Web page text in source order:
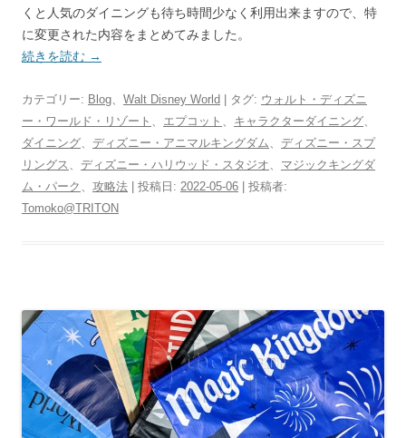
くと人気のダイニングも待ち時間少なく利用出来ますので、特
に変更された内容をまとめてみました。
続きを読む →
カテゴリー: Blog、 Walt Disney World | タグ: ウォルト・ディズニ
ー・ワールド・リゾート 、 エプコット 、 キャラクターダイニング、
ダイニング、 ディズニー・アニマルキングダム、 ディズニー・スプ
リングス 、 ディズニー・ハリウッド・スタジオ、 マジックキングダ
ム・パーク 、 攻略法 | 投稿日: 2022-05-06
投稿者:
Tomoko@TRITON